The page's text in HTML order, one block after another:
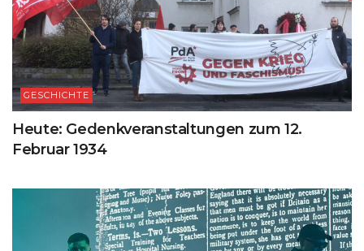
GESCHICHTE
Heute: Gedenkveranstaltungen zum 12.
Februar 1934